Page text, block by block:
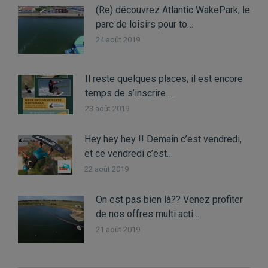
(Re) découvrez Atlantic WakePark, le
parc de loisirs pour to…
24 août 2019
Il reste quelques places, il est encore
temps de s’inscrire …
23 août 2019
Hey hey hey !! Demain c’est vendredi,
et ce vendredi c’est…
22 août 2019
On est pas bien là?? Venez profiter
de nos offres multi acti…
21 août 2019